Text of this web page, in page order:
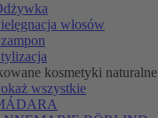
włosów
kosmetyki naturalne
wszystkie